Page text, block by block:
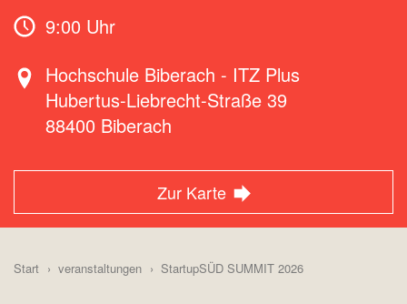
9:00 Uhr
Hochschule Biberach - ITZ Plus
Hubertus-Liebrecht-Straße 39
88400 Biberach
Zur Karte
Start veranstaltungen StartupSÜD SUMMIT 2026